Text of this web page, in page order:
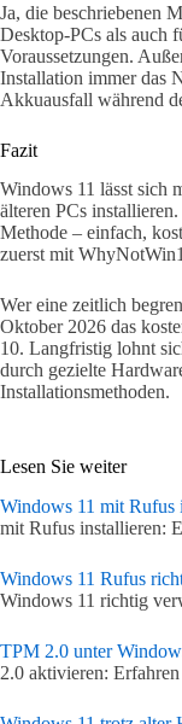
Ja, die beschriebenen
Desktop-PCs als auch
Voraussetzungen.
Installation immer das
Akkuausfall während
Fazit
Windows 11 lässt sich
älteren PCs installieren.
Methode – einfach,
zuerst mit
Wer eine zeitlich
Oktober 2026 das
10. Langfristig lohnt
durch gezielte
Installationsmethoden.
Lesen Sie weiter
Windows 11 mit Rufus
mit Rufus installieren:
Windows 11 Rufus
Windows 11 richtig
TPM 2.0 unter
2.0 aktivieren: